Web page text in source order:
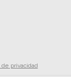
de privacidad